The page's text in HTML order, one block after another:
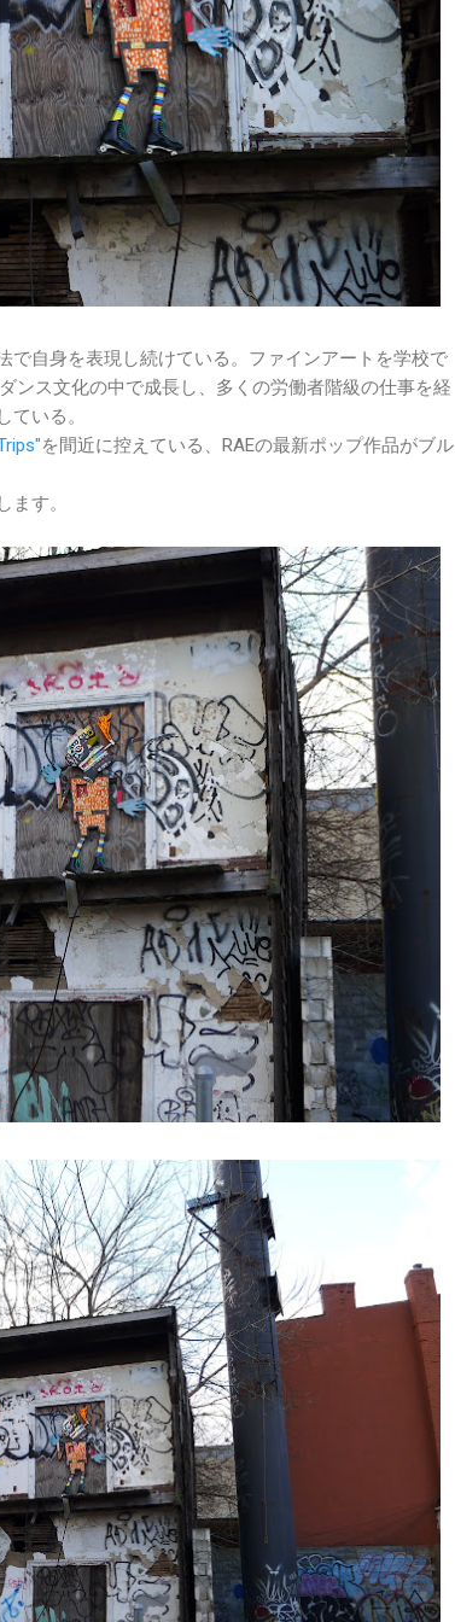
で自身を表現し続けている。ファインアートを学校で
ンス文化の中で成長し、多くの労働者階級の仕事を経
ている。
を間近に控えている、RAEの最新ポップ作品がブル
す。